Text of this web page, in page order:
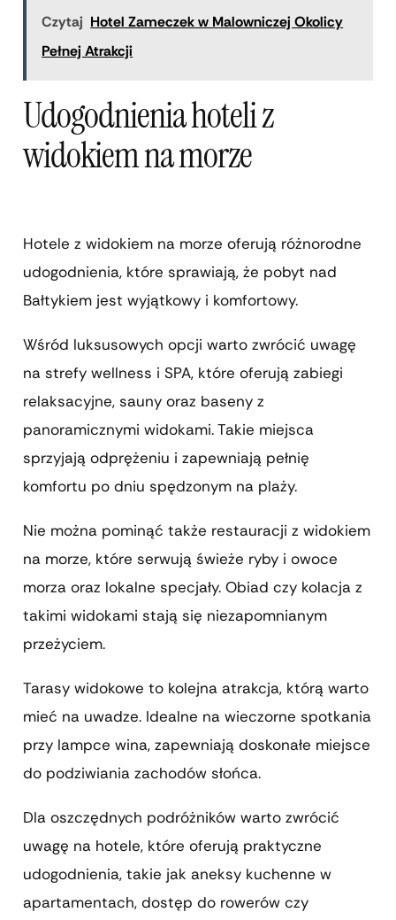
Czytaj Hotel Zameczek w Malowniczej Okolicy
Pełnej Atrakcji
Udogodnienia hoteli z
widokiem na morze
Hotele z widokiem na morze oferują różnorodne
udogodnienia, które sprawiają, że pobyt nad
Bałtykiem jest wyjątkowy i komfortowy.
Wśród luksusowych opcji warto zwrócić uwagę
na strefy wellness i SPA, które oferują zabiegi
relaksacyjne, sauny oraz baseny z
panoramicznymi widokami. Takie miejsca
sprzyjają odprężeniu i zapewniają pełnię
komfortu po dniu spędzonym na plaży.
Nie można pominąć także restauracji z widokiem
na morze, które serwują świeże ryby i owoce
morza oraz lokalne specjały. Obiad czy kolacja z
takimi widokami stają się niezapomnianym
przeżyciem.
Tarasy widokowe to kolejna atrakcja, którą warto
mieć na uwadze. Idealne na wieczorne spotkania
przy lampce wina, zapewniają doskonałe miejsce
do podziwiania zachodów słońca.
Dla oszczędnych podróżników warto zwrócić
uwagę na hotele, które oferują praktyczne
udogodnienia, takie jak aneksy kuchenne w
apartamentach, dostęp do rowerów czy